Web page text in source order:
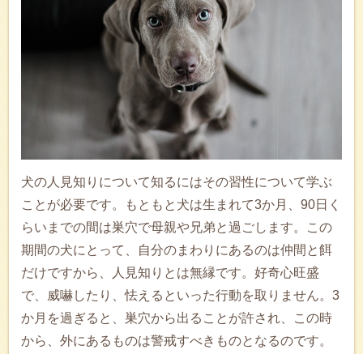
犬の人見知りについて知るにはその習性について学ぶ
ことが必要です。もともと犬は生まれて3か月、90日く
らいまでの間は巣穴で母親や兄弟と過ごします。この
期間の犬にとって、自分のまわりにあるのは仲間と餌
だけですから、人見知りとは無縁です。好奇心旺盛
で、威嚇したり、怯えるといった行動を取りません。3
か月を過ぎると、巣穴から出ることが許され、この時
から、外にあるものは警戒すべきものとなるのです。